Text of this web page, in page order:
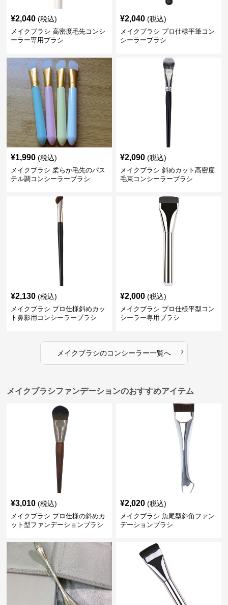
¥2,040 (税込)
メイクブラシ 高密度毛先コンシ
ーラー専用ブラシ
¥2,040 (税込)
メイクブラシ プロ仕様平筆コン
シーラーブラシ
¥1,990 (税込)
メイクブラシ 柔らか毛先のパス
テル調コンシーラーブラシ
¥2,090 (税込)
メイクブラシ 斜めカット高密度
毛束コンシーラーブラシ
¥2,130 (税込)
メイクブラシ プロ仕様斜めカッ
ト鼻影用コンシーラーブラシ
¥2,000 (税込)
メイクブラシ プロ仕様平型コン
シーラー専用ブラシ
メイクブラシのコンシーラー一覧へ ›
メイクブラシファンデーションのおすすめアイテム
¥3,010 (税込)
メイクブラシ プロ仕様の斜めカ
ット型ファンデーションブラシ
¥2,020 (税込)
メイクブラシ 魚尾型斜角ファン
デーションブラシ